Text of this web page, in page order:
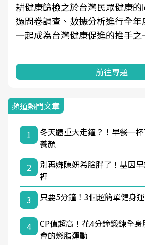
耕健康篩檢之於台灣民眾健康
過問卷調查、數據分析進行全
一起成為台灣健康促進的推手之
前往專題
頻道熱門文章
1
冬天體重大走鐘？！早餐一
養顏
2
別再嫌陳妍希臉胖了！基因
裡
3
只要5分鐘！3個超簡單健身
4
CP值超高！花4分鐘鍛鍊全
會的燃脂運動